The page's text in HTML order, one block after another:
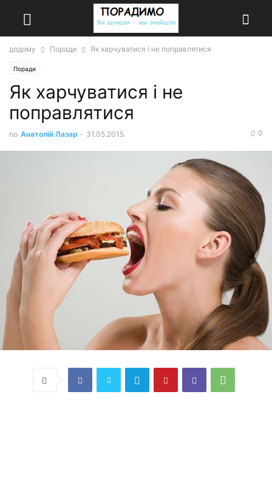
додому Поради Як харчуватися і не поправлятися
Поради
Як харчуватися і не
поправлятися
по Анатолій Лазар - 31.05.2015 0